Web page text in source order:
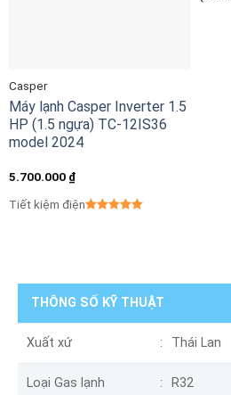
Casper
Máy lạnh Casper Inverter 1.5
HP (1.5 ngựa) TC-12IS36
model 2024
5.700.000 ₫
Tiết kiệm điện
THÔNG SỐ KỸ THUẬT
Xuất xứ Thái Lan
Loại Gas lạnh R32